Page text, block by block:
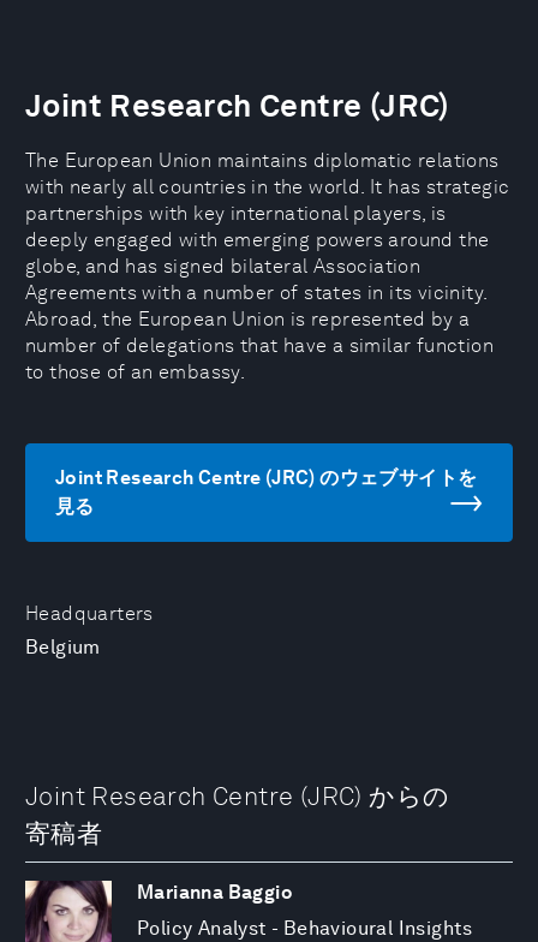
Headquarters
Belgium
Joint Research Centre (JRC)
The European Union maintains diplomatic relations
with nearly all countries in the world. It has strategic
partnerships with key international players, is
deeply engaged with emerging powers around the
globe, and has signed bilateral Association
Agreements with a number of states in its vicinity.
Abroad, the European Union is represented by a
number of delegations that have a similar function
to those of an embassy.
Joint Research Centre (JRC) のウェブサイトを
見る
Joint Research Centre (JRC) からの
寄稿者
Marianna Baggio
Policy Analyst - Behavioural Insights